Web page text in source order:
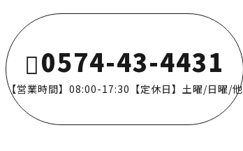
0574-43-4431
【営業時間】08:00-17:30【定休日】土曜/日曜/他